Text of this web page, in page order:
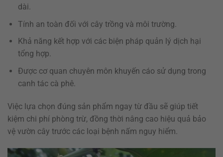
dài.
Tính an toàn đối với cây trồng và môi trường.
Khả năng kết hợp với các biện pháp quản lý dịch hại
tổng hợp.
Được cơ quan chuyên môn khuyến cáo sử dụng trong
canh tác cà phê.
Việc lựa chọn đúng sản phẩm ngay từ đầu sẽ giúp tiết
kiệm chi phí phòng trừ, đồng thời nâng cao hiệu quả bảo
vệ vườn cây trước các loại bệnh nấm nguy hiểm.